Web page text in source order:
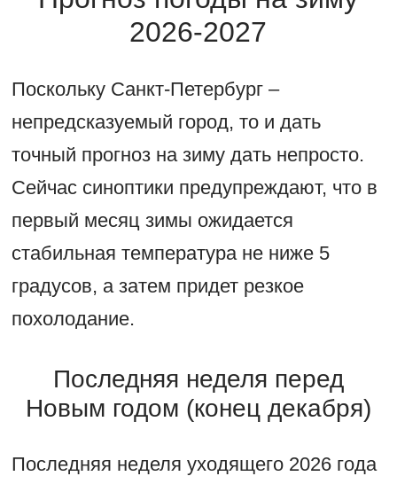
2026-2027
Поскольку Санкт-Петербург –
непредсказуемый город, то и дать
точный прогноз на зиму дать непросто.
Сейчас синоптики предупреждают, что в
первый месяц зимы ожидается
стабильная температура не ниже 5
градусов, а затем придет резкое
похолодание.
Последняя неделя перед
Новым годом (конец декабря)
Последняя неделя уходящего 2026 года